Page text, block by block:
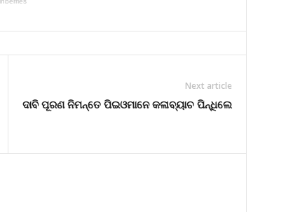
Next article
ଦାବି ପୂରଣ ନିମନ୍ତେ ପିଇଓମାନେ କଳାବ୍ୟାଚ ପିନ୍ଧିଲେ